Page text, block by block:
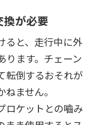
が必要
ると、走行中に外
ります。チェーン
転倒するおそれが
ません。
ロケットとの嚙み